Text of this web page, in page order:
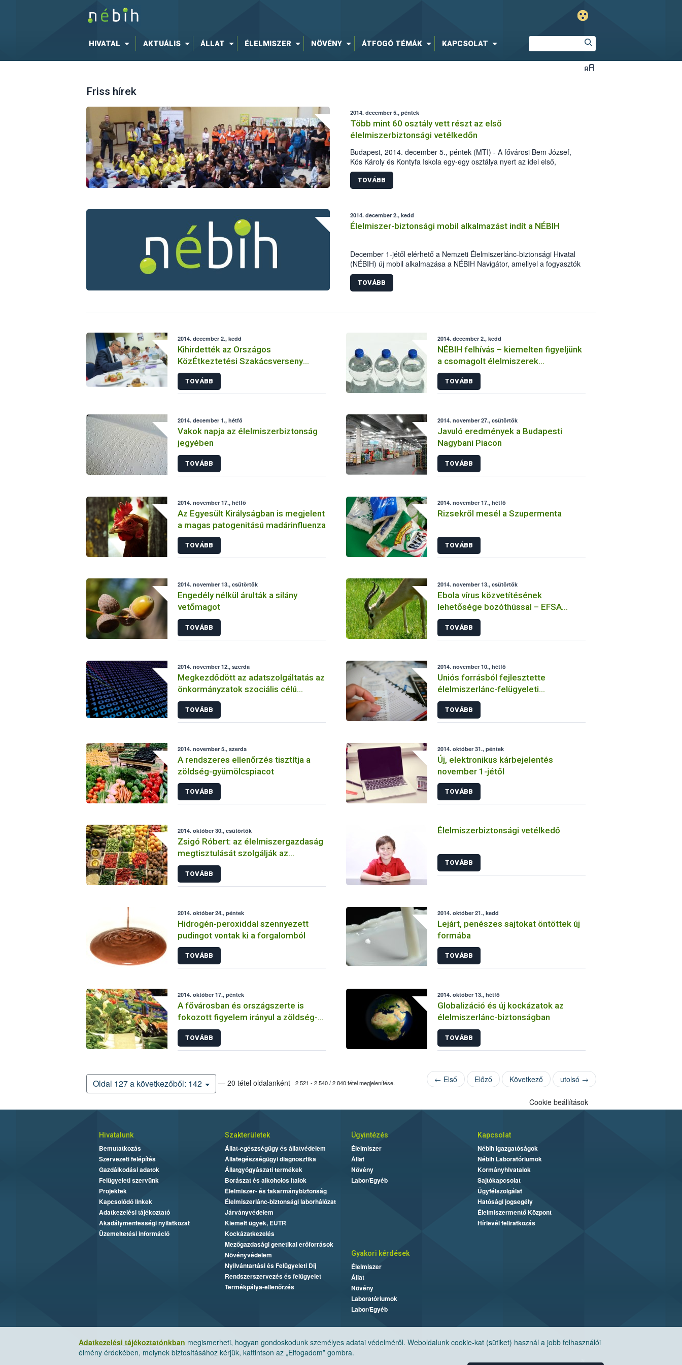
HIVATAL AKTUÁLIS ÁLLAT ÉLELMISZER NÖVÉNY ÁTFOGÓ TÉMÁK KAPCSOLAT
Friss hírek
2014. december 5., péntek
Több mint 60 osztály vett részt az első
élelmiszerbiztonsági vetélkedőn
Budapest, 2014. december 5., péntek (MTI) - A fővárosi Bem József,
Kós Károly és Kontyfa Iskola egy-egy osztálya nyert az idei első,
iskolásoknak szervezett élelmiszerbiztonsági versenyen, amelyen 37
település 64 osztálya indult.
TOVÁBB
2014. december 2., kedd
Élelmiszer-biztonsági mobil alkalmazást indít a NÉBIH
December 1-jétől elérhető a Nemzeti Élelmiszerlánc-biztonsági Hivatal
(NÉBIH) új mobil alkalmazása a NÉBIH Navigátor, amellyel a fogyasztók
hatékonyan segíthetik az élelmiszerbiztonsági problémák felderítését.
TOVÁBB
2014. december 2., kedd
Kihirdették az Országos
KözÉtkeztetési Szakácsverseny
győzteseit
TOVÁBB
2014. december 2., kedd
NÉBIH felhívás – kiemelten figyeljünk
a csomagolt élelmiszerek
sértetlenségére
TOVÁBB
2014. december 1., hétfő
Vakok napja az élelmiszerbiztonság
jegyében
TOVÁBB
2014. november 27., csütörtök
Javuló eredmények a Budapesti
Nagybani Piacon
TOVÁBB
2014. november 17., hétfő
Az Egyesült Királyságban is megjelent
a magas patogenitású madárinfluenza
TOVÁBB
2014. november 17., hétfő
Rizsekről mesél a Szupermenta
TOVÁBB
2014. november 13., csütörtök
Engedély nélkül árulták a silány
vetőmagot
TOVÁBB
2014. november 13., csütörtök
Ebola vírus közvetítésének
lehetősége bozóthússal – EFSA
vélemény
TOVÁBB
2014. november 12., szerda
Megkezdődött az adatszolgáltatás az
önkormányzatok szociális célú
tüzelőanyag vásárlásához
TOVÁBB
2014. november 10., hétfő
Uniós forrásból fejlesztette
élelmiszerlánc-felügyeleti
információs rendszerét a NÉBIH
TOVÁBB
2014. november 5., szerda
A rendszeres ellenőrzés tisztítja a
zöldség-gyümölcspiacot
TOVÁBB
2014. október 31., péntek
Új, elektronikus kárbejelentés
november 1-jétől
TOVÁBB
2014. október 30., csütörtök
Zsigó Róbert: az élelmiszergazdaság
megtisztulását szolgálják az
ellenőrzések
TOVÁBB
Élelmiszerbiztonsági vetélkedő
TOVÁBB
2014. október 24., péntek
Hidrogén-peroxiddal szennyezett
pudingot vontak ki a forgalomból
TOVÁBB
2014. október 21., kedd
Lejárt, penészes sajtokat öntöttek új
formába
TOVÁBB
2014. október 17., péntek
A fővárosban és országszerte is
fokozott figyelem irányul a zöldség-
és gyümölcskereskedőkre
TOVÁBB
2014. október 13., hétfő
Globalizáció és új kockázatok az
élelmiszerlánc-biztonságban
TOVÁBB
Oldal 127 a következőből: 142 — 20 tétel oldalanként 2 521 - 2 540 / 2 840 tétel megjelenítése. ← Első Előző Következő utolsó →
Adatkezelési tájékoztatónkban megismerheti, hogyan gondoskodunk személyes adatai védelméről. Weboldalunk cookie-kat (sütiket) használ a jobb felhasználói
élmény érdekében, melynek biztosításához kérjük, kattintson az „Elfogadom” gombra.
Cookie beállítások
Hivatalunk
Bemutatkozás
Szervezeti felépítés
Gazdálkodási adatok
Felügyeleti szervünk
Projektek
Kapcsolódó linkek
Adatkezelési tájékoztató
Akadálymentességi nyilatkozat
Üzemeltetési információ
Szakterületek
Állat-egészségügy és állatvédelem
Állategészségügyi diagnosztika
Állatgyógyászati termékek
Borászat és alkoholos italok
Élelmiszer- és takarmánybiztonság
Élelmiszerlánc-biztonsági laborhálózat
Járványvédelem
Kiemelt ügyek, EUTR
Kockázatkezelés
Mezőgazdasági genetikai erőforrások
Növényvédelem
Nyilvántartási és Felügyeleti Díj
Rendszerszervezés és felügyelet
Termékpálya-ellenőrzés
Ügyintézés
Élelmiszer
Állat
Növény
Labor/Egyéb
Kapcsolat
Nébih Igazgatóságok
Nébih Laboratóriumok
Kormányhivatalok
Sajtókapcsolat
Ügyfélszolgálat
Hatósági jogsegély
Élelmiszermentő Központ
Hírlevél feliratkozás
Gyakori kérdések
Élelmiszer
Állat
Növény
Laboratóriumok
Labor/Egyéb